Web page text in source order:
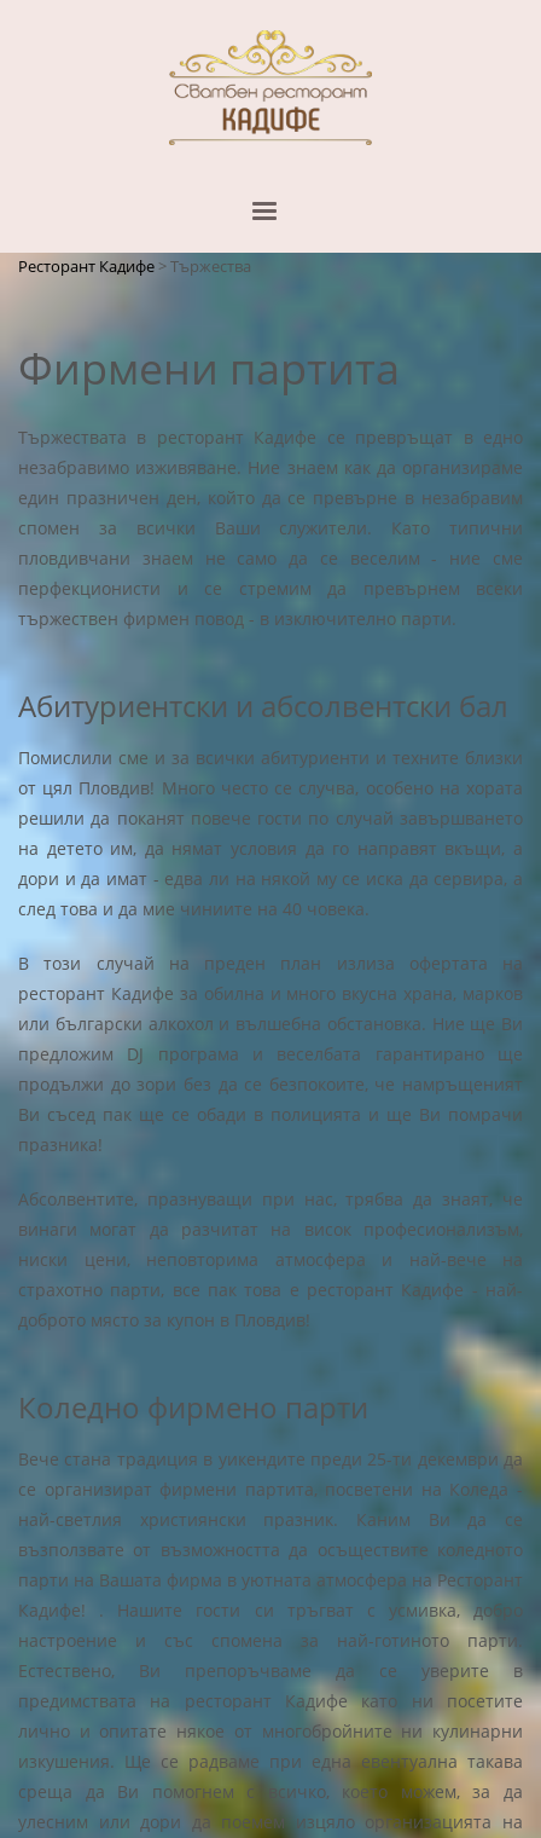
Ресторант Кадифе >Тържества
Фирмени партита
Тържествата в ресторант Кадифе се превръщат в едно
незабравимо изживяване. Ние знаем как да организираме
един празничен ден, който да се превърне в незабравим
спомен за всички Ваши служители. Като типични
пловдивчани знаем не само да се веселим - ние сме
перфекционисти и се стремим да превърнем всеки
тържествен фирмен повод - в изключително парти.
Абитуриентски и абсолвентски бал
Помислили сме и за всички абитуриенти и техните близки
от цял Пловдив! Много често се случва, особено на хората
решили да поканят повече гости по случай завършването
на детето им, да нямат условия да го направят вкъщи, а
дори и да имат - едва ли на някой му се иска да сервира, а
след това и да мие чиниите на 40 човека.
В този случай на преден план излиза офертата на
ресторант Кадифе за обилна и много вкусна храна, марков
или български алкохол и вълшебна обстановка. Ние ще Ви
предложим DJ програма и веселбата гарантирано ще
продължи до зори без да се безпокоите, че намръщеният
Ви съсед пак ще се обади в полицията и ще Ви помрачи
празника!
Абсолвентите, празнуващи при нас, трябва да знаят, че
винаги могат да разчитат на висок професионализъм,
ниски цени, неповторима атмосфера и най-вече на
страхотно парти, все пак това е ресторант Кадифе - най-
доброто място за купон в Пловдив!
Коледно фирмено парти
Вече стана традиция в уикендите преди 25-ти декември да
се организират фирмени партита, посветени на Коледа -
най-светлия християнски празник. Каним Ви да се
възползвате от възможността да осъществите коледното
парти на Вашата фирма в уютната атмосфера на Ресторант
Кадифе! . Нашите гости си тръгват с усмивка, добро
настроение и със спомена за най-готиното парти.
Естествено, Ви препоръчваме да се уверите в
предимствата на ресторант Кадифе като ни посетите
лично и опитате някое от многобройните ни кулинарни
изкушения. Ще се радваме при една евентуална такава
среща да Ви помогнем с всичко, което можем, за да
улесним или дори да поемем изцяло организацията на